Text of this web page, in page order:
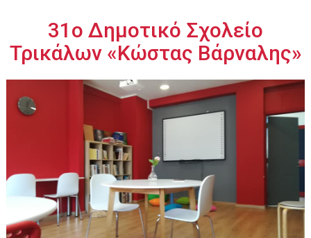
περιεχόμενο31ο Δημοτικό Σχολείο
Τρικάλων «Κώστας Βάρναλης»